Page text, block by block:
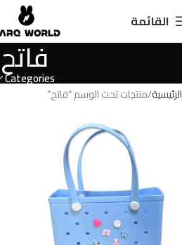
القائمة
فاتح
Categories
الرئيسية منتجات تحت الوسم “فاتح”